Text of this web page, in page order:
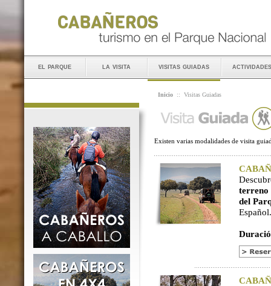
el parque la visita visitas guiadas actividades
Inicio :: Visitas Guiadas
Existen varias modalidades de visita
terreno
del
Español.